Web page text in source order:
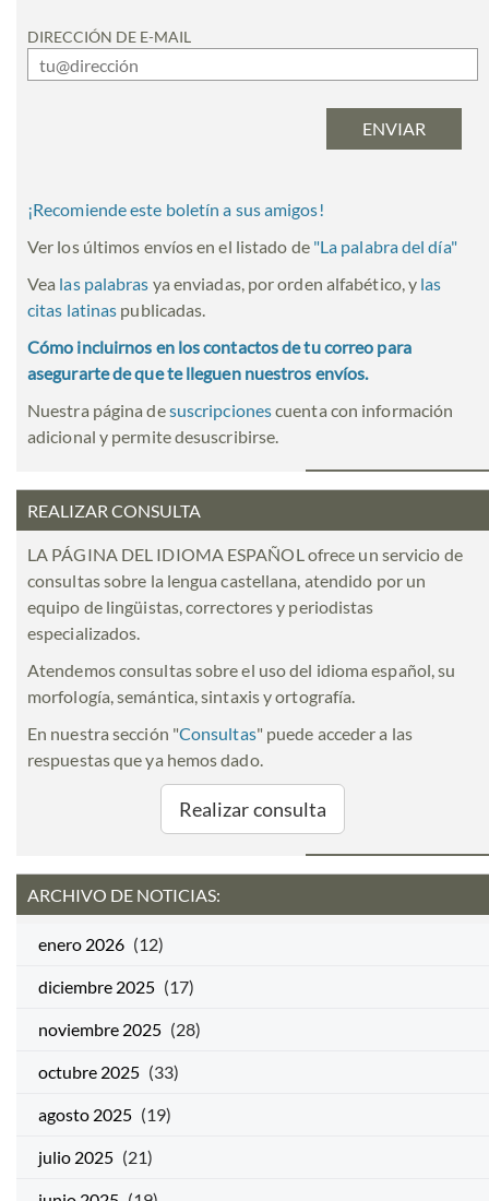
DIRECCIÓN DE E-MAIL
¡Recomiende este boletín a sus amigos!
Ver los últimos envíos en el listado de "La palabra del día"
Vea las palabras ya enviadas, por orden alfabético, y las
citas latinas publicadas.
Cómo incluirnos en los contactos de tu correo para
asegurarte de que te lleguen nuestros envíos.
Nuestra página desuscripcionescuenta con información
adicional y permite desuscribirse.
REALIZAR CONSULTA
LA PÁGINA DEL IDIOMA ESPAÑOL ofrece un servicio de
consultas sobre la lengua castellana, atendido por un
equipo de lingüistas, correctores y periodistas
especializados.
Atendemos consultas sobre el uso del idioma español, su
morfología, semántica, sintaxis y ortografía.
En nuestra sección "Consultas" puede acceder a las
respuestas que ya hemos dado.
Realizar consulta
ARCHIVO DE NOTICIAS:
enero 2026 (12)
diciembre 2025 (17)
noviembre 2025 (28)
octubre 2025 (33)
agosto 2025 (19)
julio 2025 (21)